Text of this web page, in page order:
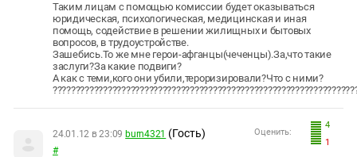
Таким лицам с помощью комиссии будет оказываться
юридическая, психологическая, медицинская и иная
помощь, содействие в решении жилищных и бытовых
вопросов, в трудоустройстве.
Зашебись.То же мне герои-афганцы(чеченцы).За,что такие
заслуги?За какие подвиги?
А как с теми,кого они убили,тероризировали?Что с ними?
4
1
Оценить:
24.01.12 в 23:09 burn4321 (Гость)
#